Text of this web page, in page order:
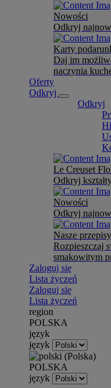
Nowości
Odkryj
Karty
Daj im
naczynia
Oferty
Odkryj
Odkryj
Le Creuset
Odkryj
Nowości
Odkryj
Nasze przepisy
Rozpieszczaj
smakowitym
Zaloguj się
Lista życzeń
Zaloguj się
Lista życzeń
region
POLSKA
język
język
POLSKA
język